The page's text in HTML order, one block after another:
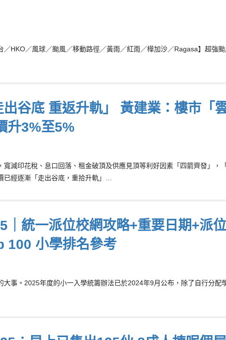
／HKO／風球／颱風／移動路徑／黃雨／紅雨／樺加沙／Ragasa】超強
谷底 重返升軌」 黃建業：樓市「
升3%至5%
寬減印花稅、息口回落、租金破頂及供應見頂等利好因素「四箭齊發」，
已經逐漸「走出谷底，重拾升軌」…
｜統一派位校網攻略+重要日期+派
100 小學排名參考
大事。2025年度的小一入學統籌辦法已於2024年9月公布，除了自行分配